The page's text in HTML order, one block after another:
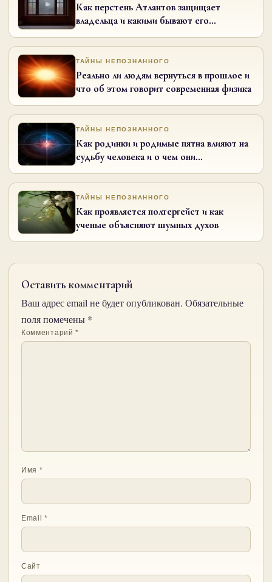
Как перстень Атлантов защищает
владельца и какими бывают его
ТАЙНЫ НЕПОЗНАННОГО
Реально ли людям вернуться в прошлое и
что об этом говорит современная физика
ТАЙНЫ НЕПОЗНАННОГО
Как родинки и родимые пятна влияют на
судьбу человека и о чем они
ТАЙНЫ НЕПОЗНАННОГО
Как проявляется полтергейст и как
ученые объясняют шумных духов
Оставить комментарий
Ваш адрес email не будет опубликован. Обязательные
поля помечены *
Комментарий*
Имя *
Email*
Сайт